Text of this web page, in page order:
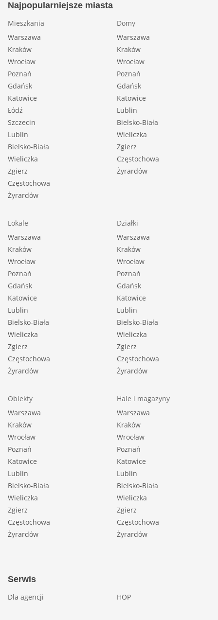
Najpopularniejsze miasta
Mieszkania
Warszawa
Kraków
Wrocław
Poznań
Gdańsk
Katowice
Łódź
Szczecin
Lublin
Bielsko-Biała
Wieliczka
Zgierz
Częstochowa
Żyrardów
Domy
Warszawa
Kraków
Wrocław
Poznań
Gdańsk
Katowice
Lublin
Bielsko-Biała
Wieliczka
Zgierz
Częstochowa
Żyrardów
Lokale
Warszawa
Kraków
Wrocław
Poznań
Gdańsk
Katowice
Lublin
Bielsko-Biała
Wieliczka
Zgierz
Częstochowa
Żyrardów
Działki
Warszawa
Kraków
Wrocław
Poznań
Gdańsk
Katowice
Lublin
Bielsko-Biała
Wieliczka
Zgierz
Częstochowa
Żyrardów
Obiekty
Warszawa
Kraków
Wrocław
Poznań
Katowice
Lublin
Bielsko-Biała
Wieliczka
Zgierz
Częstochowa
Żyrardów
Hale i magazyny
Warszawa
Kraków
Wrocław
Poznań
Katowice
Lublin
Bielsko-Biała
Wieliczka
Zgierz
Częstochowa
Żyrardów
Serwis
Dla agencji HOP